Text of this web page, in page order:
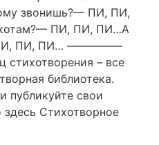
звонишь?— ПИ, ПИ,
ПИ, ПИ, ПИ…А
ПИ, ПИ, ПИ… —————
– все
библиотека.
публикуйте свои
Стихотворное